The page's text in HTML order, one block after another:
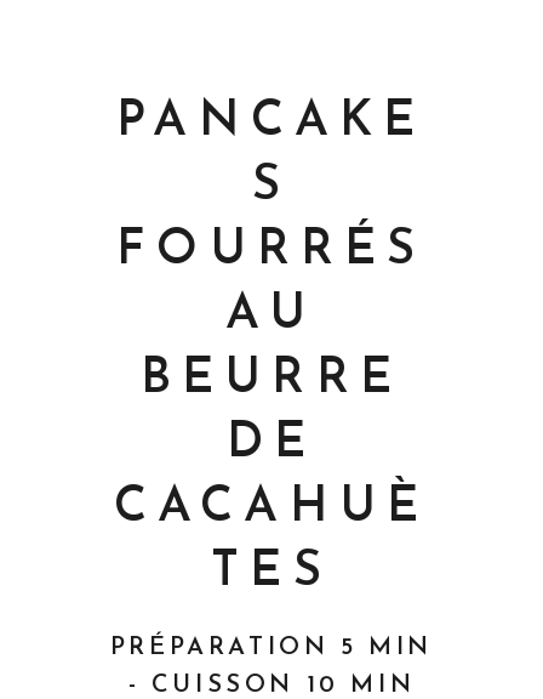
PANCAKE
S
FOURRÉS
AU
BEURRE
DE
CACAHUÈ
TES
PRÉPARATION 5 MIN
- CUISSON 10 MIN